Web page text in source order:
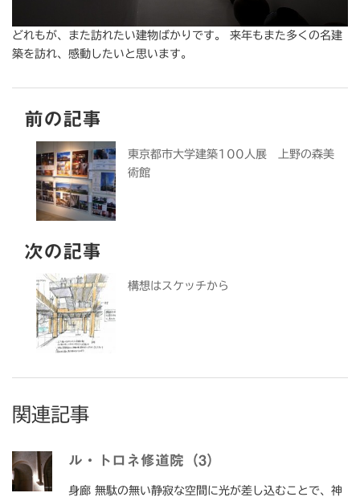
どれもが、また訪れたい建物ばかりです。 来年もまた多くの名建
築を訪れ、感動したいと思います。
前の記事
東京都市大学建築100人展 上野の森美
術館
次の記事
構想はスケッチから
関連記事
ル・トロネ修道院（3）
身廊 無駄の無い静寂な空間に光が差し込むことで、神